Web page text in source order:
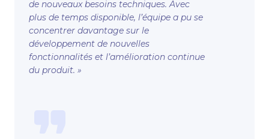
de nouveaux besoins techniques. Avec
plus de temps disponible, l’équipe a pu se
concentrer davantage sur le
développement de nouvelles
fonctionnalités et l’amélioration continue
du produit. »